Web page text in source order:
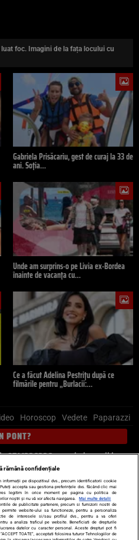
foc. Imagini de la fața locului cu
Gabriela Prisăcariu, gest de curaj la 33 de
ani. Soția…
Unde am surprins-o pe Livia ex-Bordea
înainte de vacanța cu…
Ce a făcut Adelina Pestrițu după ce
filmările pentru „Burlacii:…
Horoscop Vedete Paparazzi
PONT?
0741226226 sau trimite mail la
externe
Politică
Dictionar de vise
LIFE STYLE
rămână confidențiale
pe dispozitivul dvs., precum identificatorii cookie
accepta sau gestiona preferințele dvs. făcând clic mai
legitim în orice moment pe pagina cu politica de
noștri și nu vă vor afecta navigarea.
Mai multe detalii
de publicitate partenere, precum si furnizorii nostri de
website-ului sa functioneze, pentru a personaliza
de interesele si/sau profilul dvs., pentru a va oferi
a analiza traficul pe website. Beneficiati de drepturile
datelor cu caracter personal. Aceste drepturi pot fi
“ACCEPT TOATE”, acceptati folosirea tuturor Tehnologiilor de